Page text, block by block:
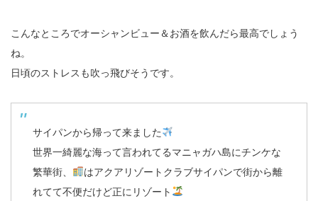
こんなところでオーシャンビュー＆お酒を飲んだら最高でしょう
ね。
日頃のストレスも吹っ飛びそうです。
サイパンから帰って来ました
世界一綺麗な海って言われてるマニャガハ島にチンケな
繁華街、
はアクアリゾートクラブサイパンで街から離
れてて不便だけど正にリゾート